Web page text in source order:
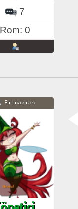
7
Rom: 0
Fırtınakıran